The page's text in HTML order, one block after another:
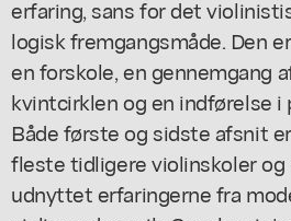
erfaring, sans for det
logisk fremgangsmåde. Den
en forskole, en gennemgang
kvintcirklen og en indførelse
Både første og sidste afsnit
fleste tidligere violinskoler og
udnyttet erfaringerne fra